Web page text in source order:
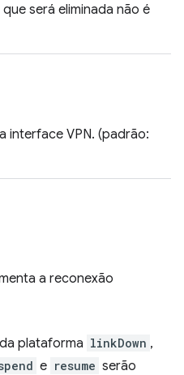
será eliminada não é
interface VPN. (padrão:
a reconexão
plataforma linkDown ,
e resume serão